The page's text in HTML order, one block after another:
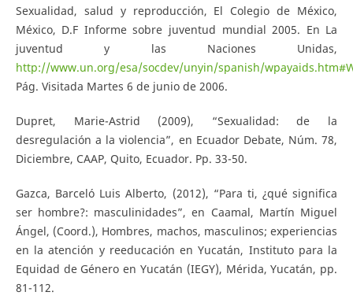
Sexualidad, salud y reproducción, El Colegio de México,
México, D.F Informe sobre juventud mundial 2005. En La
juventud y las Naciones Unidas,
http://www.un.org/esa/socdev/unyin/spanish/
Pág. Visitada Martes 6 de junio de 2006.
Dupret, Marie-Astrid (2009), “Sexualidad: de la
desregulación a la violencia”, en Ecuador Debate, Núm. 78,
Diciembre, CAAP, Quito, Ecuador. Pp. 33-50.
Gazca, Barceló Luis Alberto, (2012), “Para ti, ¿qué significa
ser hombre?: masculinidades”, en Caamal, Martín Miguel
Ángel, (Coord.), Hombres, machos, masculinos; experiencias
en la atención y reeducación en Yucatán, Instituto para la
Equidad de Género en Yucatán (IEGY), Mérida, Yucatán, pp.
81-112.